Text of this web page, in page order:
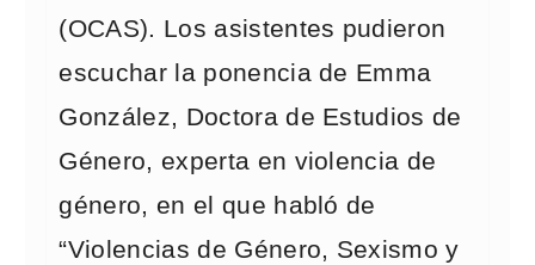
(OCAS). Los asistentes pudieron
escuchar la ponencia de Emma
González, Doctora de Estudios de
Género, experta en violencia de
género, en el que habló de
“Violencias de Género, Sexismo y